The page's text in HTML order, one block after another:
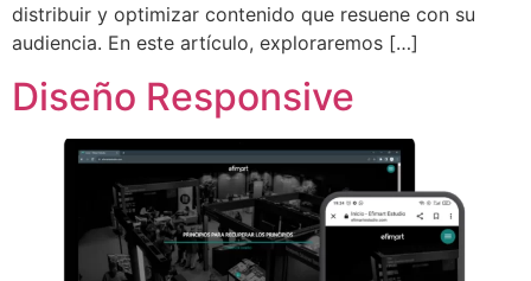
distribuir y optimizar contenido que resuene con su
audiencia. En este artículo, exploraremos […]
Diseño Responsive